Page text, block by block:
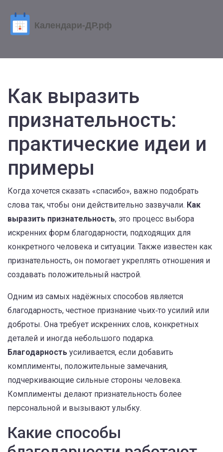
Как выразить
признательность:
практические идеи и
примеры
Когда хочется сказать «спасибо», важно подобрать
слова так, чтобы они действительно зазвучали. Как
выразить признательность, это процесс выбора
искренних форм благодарности, подходящих для
конкретного человека и ситуации. Также известен как
признательность, он помогает укреплять отношения и
создавать положительный настрой.
Одним из самых надёжных способов является
благодарность, честное признание чьих‑то усилий или
доброты. Она требует искренних слов, конкретных
деталей и иногда небольшого подарка.
Благодарность усиливается, если добавить
комплименты, положительные замечания,
подчеркивающие сильные стороны человека.
Комплименты делают признательность более
персональной и вызывают улыбку.
Какие способы